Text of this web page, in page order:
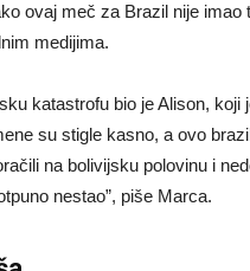
ovaj meč za Brazil nije
medijima.
katastrofu bio je Alison,
su stigle kasno, a ovo
na bolivijsku polovinu i
nestao”, piše Marca.